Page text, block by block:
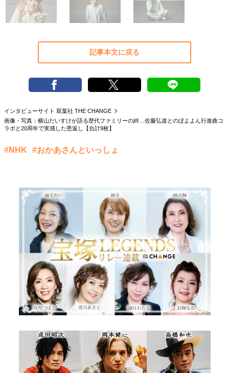
地域とつながる/お金との付き合い方
記事本文に戻る
インタビューサイト 双葉社 THE CHANGE
画像・写真：横山だいすけが語る歴代ファミリーの絆…佐藤弘道とのぼよよん行進曲コ
ラボと20周年で実感した恩返し【合計9枚】
#NHK #おかあさんといっしょ